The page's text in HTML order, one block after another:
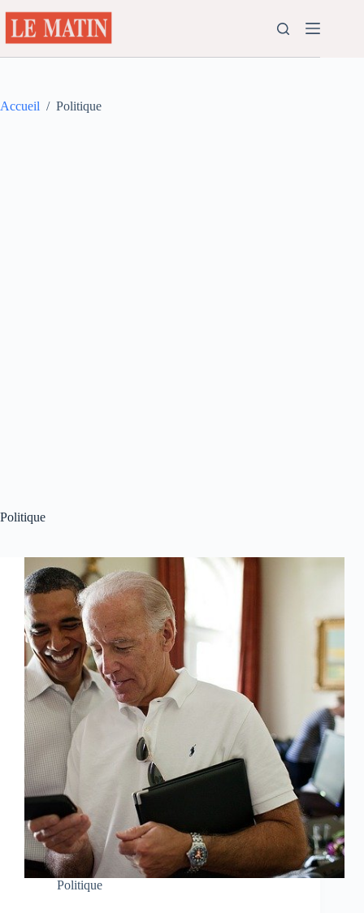
au
contenu
Accueil / Politique
Politique
Politique